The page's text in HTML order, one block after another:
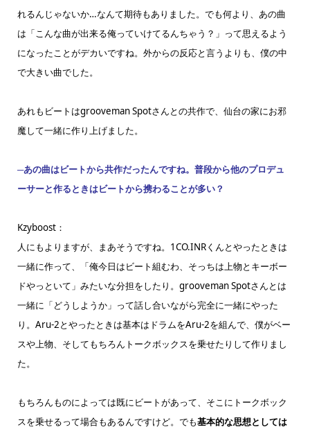
れるんじゃないか…なんて期待もありました。でも何より、あの曲
は「こんな曲が出来る俺っていけてるんちゃう？」って思えるよう
になったことがデカいですね。外からの反応と言うよりも、僕の中
で大きい曲でした。
あれもビートはgrooveman Spotさんとの共作で、仙台の家にお邪
魔して一緒に作り上げました。
─あの曲はビートから共作だったんですね。普段から他のプロデュ
ーサーと作るときはビートから携わることが多い？
Kzyboost：
人にもよりますが、まあそうですね。1CO.INRくんとやったときは
一緒に作って、「俺今日はビート組むわ、そっちは上物とキーボー
ドやっといて」みたいな分担をしたり。grooveman Spotさんとは
一緒に「どうしようか」って話し合いながら完全に一緒にやった
り。Aru-2とやったときは基本はドラムをAru-2を組んで、僕がベー
スや上物、そしてもちろんトークボックスを乗せたりして作りまし
た。
もちろんものによっては既にビートがあって、そこにトークボック
スを乗せるって場合もあるんですけど。でも基本的な思想としては